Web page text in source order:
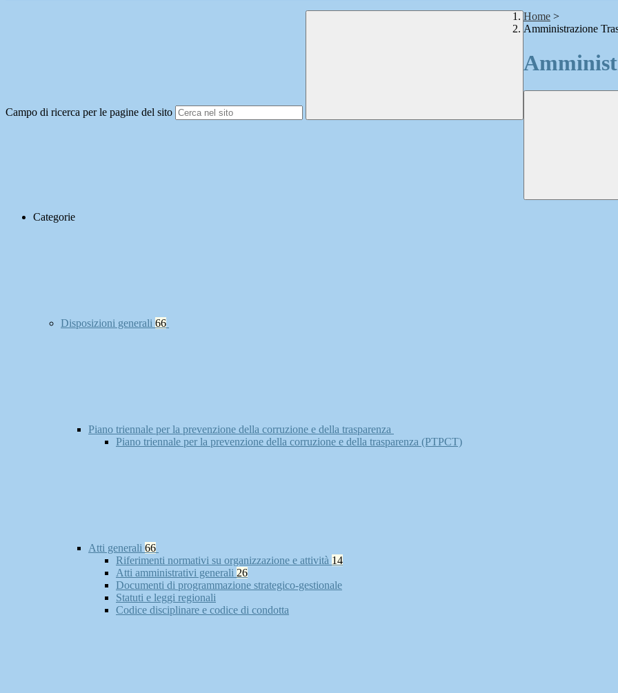
Campo di ricerca per le pagine del sito
Home >
Amministrazione
Categorie
Disposizioni generali 66
Piano triennale per la prevenzione della corruzione e della trasparenza
Piano triennale per la prevenzione della corruzione e della trasparenza (PTPCT)
Atti generali 66
Riferimenti normativi su organizzazione e attività 14
Atti amministrativi generali 26
Documenti di programmazione strategico-gestionale
Statuti e leggi regionali
Codice disciplinare e codice di condotta